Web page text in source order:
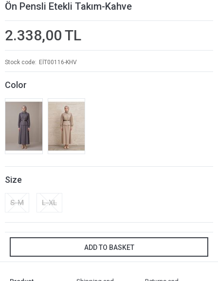
Ön Pensli Etekli Takım-Kahve
2.338,00 TL
Stock code EİT00116-KHV
Color
Size
S-M L-XL
ADD TO BASKET